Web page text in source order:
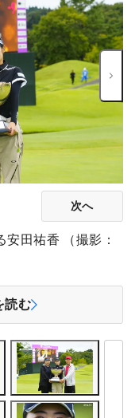
次へ
田祐香 （撮影：
読む